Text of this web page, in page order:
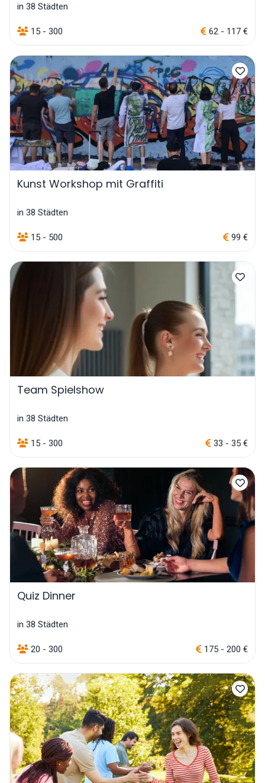
in 38 Städten
15 - 300 62 - 117 €
Kunst Workshop mit Graffiti
in 38 Städten
15 - 500 99 €
Team Spielshow
in 38 Städten
15 - 300 33 - 35 €
Quiz Dinner
in 38 Städten
20 - 300 175 - 200 €